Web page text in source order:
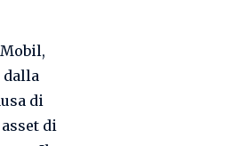
dalla
di
di